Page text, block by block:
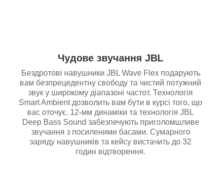
Чудове звучання JBL
Бездротові навушники JBL Wave Flex подарують
вам безпрецедентну свободу та чистий потужний
звук у широкому діапазоні частот. Технологія
Smart Ambient дозволить вам бути в курсі того, що
вас оточує. 12-мм динаміки та технологія JBL
Deep Bass Sound забезпечують приголомшливе
звучання з посиленими басами. Сумарного
заряду навушників та кейсу вистачить до 32
годин відтворення.